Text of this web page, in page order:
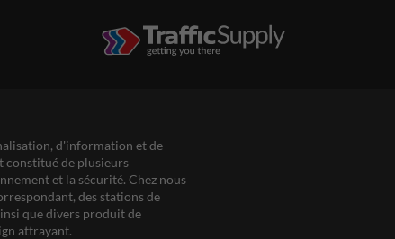
d'information et de
constitué de plusieurs
et la sécurité. Chez nous
des stations de
que divers produit de
attrayant.